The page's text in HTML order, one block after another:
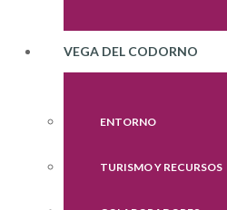
VEGA DEL CODORNO
ENTORNO
TURISMO Y RECURSOS